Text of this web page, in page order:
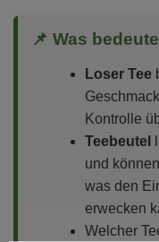
📌 Was
Loser Tee
Kontrolle
Teebeutel
und
was den
erwecken
Welcher